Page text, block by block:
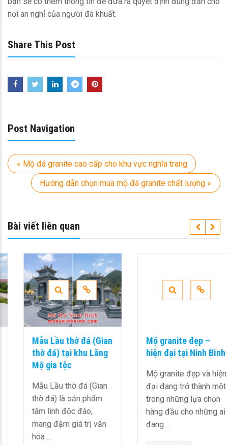
nơi an nghỉ của người đã khuất.
Share This Post
Post Navigation
« Mộ đá granite cao cấp cho khu vực nghĩa trang
Hướng dẫn chọn mua mộ đá granite chất lượng »
Bài viết liên quan
Mẫu Lầu thờ đá (Gian
thờ đá) tại khu Lăng
Mộ gia tộc
Mẫu Lầu thờ đá (Gian
thờ đá) là sản phẩm
tâm linh độc đáo,
mang đậm giá trị văn
hóa …
Mộ granite đẹp –
hiện đại tại Ninh Bình
Mộ granite đẹp và hiện
đại đang trở thành một
trong những lựa chọn
hàng đầu cho những ai
đang …